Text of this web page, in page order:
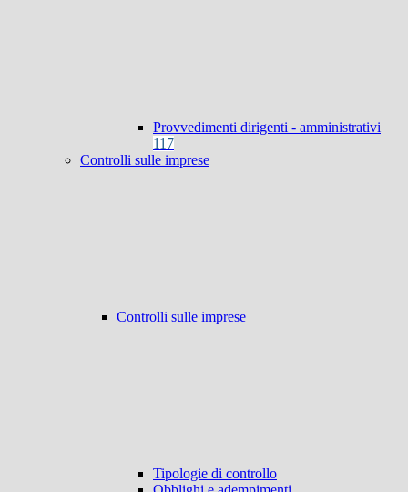
Provvedimenti dirigenti - amministrativi
117
Controlli sulle imprese
Controlli sulle imprese
Tipologie di controllo